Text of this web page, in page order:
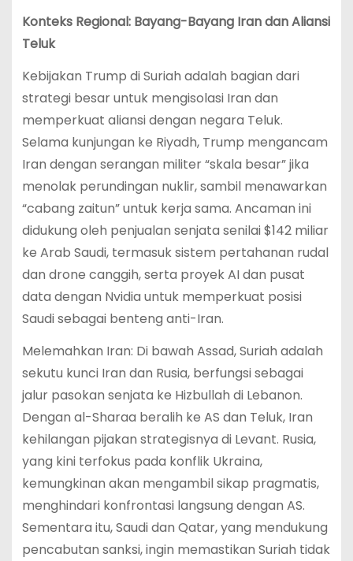
Konteks Regional: Bayang-Bayang Iran dan Aliansi
Teluk
Kebijakan Trump di Suriah adalah bagian dari
strategi besar untuk mengisolasi Iran dan
memperkuat aliansi dengan negara Teluk.
Selama kunjungan ke Riyadh, Trump mengancam
Iran dengan serangan militer “skala besar” jika
menolak perundingan nuklir, sambil menawarkan
“cabang zaitun” untuk kerja sama. Ancaman ini
didukung oleh penjualan senjata senilai $142 miliar
ke Arab Saudi, termasuk sistem pertahanan rudal
dan drone canggih, serta proyek AI dan pusat
data dengan Nvidia untuk memperkuat posisi
Saudi sebagai benteng anti-Iran.
Melemahkan Iran: Di bawah Assad, Suriah adalah
sekutu kunci Iran dan Rusia, berfungsi sebagai
jalur pasokan senjata ke Hizbullah di Lebanon.
Dengan al-Sharaa beralih ke AS dan Teluk, Iran
kehilangan pijakan strategisnya di Levant. Rusia,
yang kini terfokus pada konflik Ukraina,
kemungkinan akan mengambil sikap pragmatis,
menghindari konfrontasi langsung dengan AS.
Sementara itu, Saudi dan Qatar, yang mendukung
pencabutan sanksi, ingin memastikan Suriah tidak